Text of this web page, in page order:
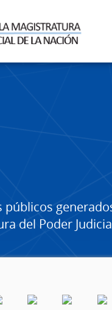
públicos
del Poder